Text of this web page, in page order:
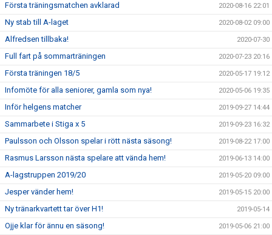
Första träningsmatchen avklarad 2020-08-16 22:01
Ny stab till A-laget 2020-08-02 09:00
Alfredsen tillbaka! 2020-07-30
Full fart på sommarträningen 2020-07-23 20:16
Första träningen 18/5 2020-05-17 19:12
Infomöte för alla seniorer, gamla som nya! 2020-05-06 19:35
Inför helgens matcher 2019-09-27 14:44
Sammarbete i Stiga x 5 2019-09-23 16:32
Paulsson och Olsson spelar i rött nästa säsong! 2019-08-22 17:00
Rasmus Larsson nästa spelare att vända hem! 2019-06-13 14:00
A-lagstruppen 2019/20 2019-05-20 09:00
Jesper vänder hem! 2019-05-15 20:00
Ny tränarkvartett tar över H1! 2019-05-14
Ojje klar för ännu en säsong! 2019-05-06 21:00